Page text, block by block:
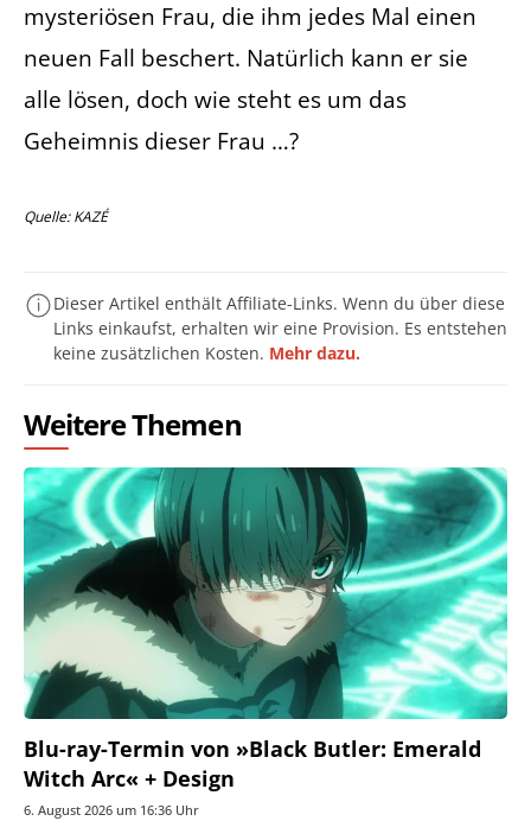
mysteriösen Frau, die ihm jedes Mal einen
neuen Fall beschert. Natürlich kann er sie
alle lösen, doch wie steht es um das
Geheimnis dieser Frau …?
Quelle: KAZÉ
Dieser Artikel enthält Affiliate-Links. Wenn du über diese
Links einkaufst, erhalten wir eine Provision. Es entstehen
keine zusätzlichen Kosten. Mehr dazu.
Weitere Themen
Blu-ray-Termin von »Black Butler: Emerald
Witch Arc« + Design
6. August 2026 um 16:36 Uhr